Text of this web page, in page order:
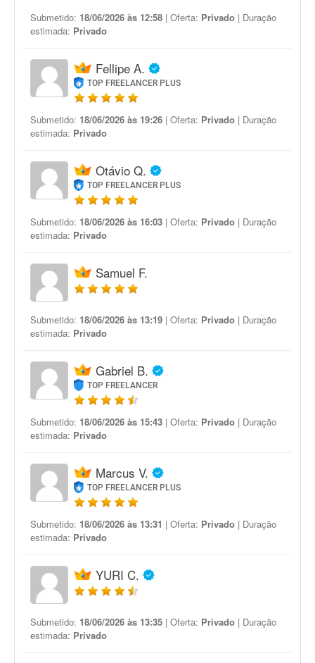
Submetido: 18/06/2026 às 12:58 | Oferta: Privado | Duração
estimada: Privado
Fellipe A.
TOP FREELANCER PLUS
Submetido: 18/06/2026 às 19:26 | Oferta: Privado | Duração
estimada: Privado
Otávio Q.
TOP FREELANCER PLUS
Submetido: 18/06/2026 às 16:03 | Oferta: Privado | Duração
estimada: Privado
Samuel F.
Submetido: 18/06/2026 às 13:19 | Oferta: Privado | Duração
estimada: Privado
Gabriel B.
TOP FREELANCER
Submetido: 18/06/2026 às 15:43 | Oferta: Privado | Duração
estimada: Privado
Marcus V.
TOP FREELANCER PLUS
Submetido: 18/06/2026 às 13:31 | Oferta: Privado | Duração
estimada: Privado
YURI C.
Submetido: 18/06/2026 às 13:35 | Oferta: Privado | Duração
estimada: Privado